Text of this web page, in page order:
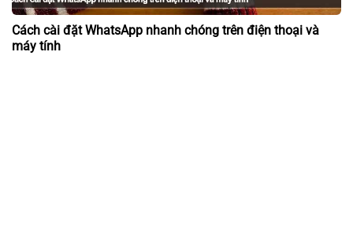
Cách cài đặt WhatsApp nhanh chóng trên điện thoại và
máy tính